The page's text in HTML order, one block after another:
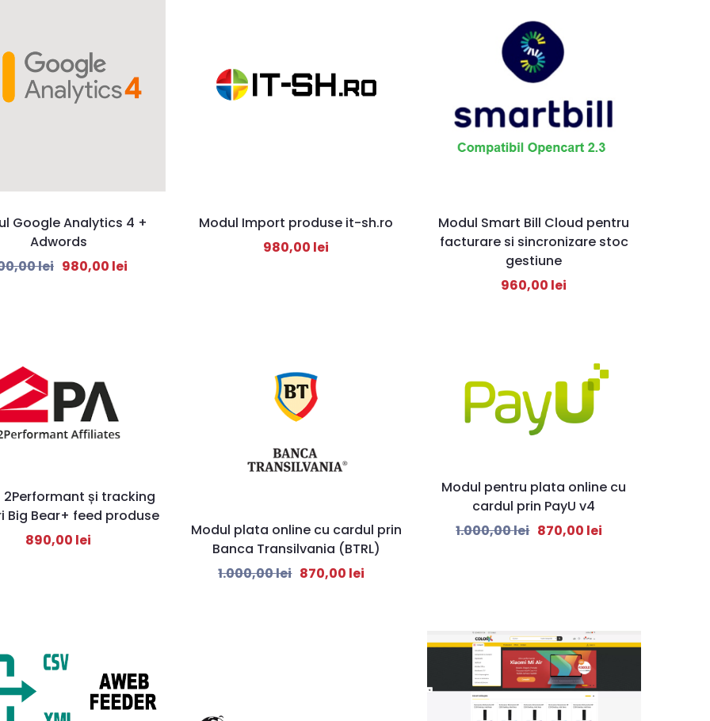
Google Analytics 4 +
Adwords
lei 980,00 lei
Modul Import produse it-sh.ro
980,00 lei
Modul Smart Bill Cloud pentru
facturare si sincronizare stoc
gestiune
960,00 lei
2Performant și tracking
Big Bear+ feed produse
890,00 lei
Modul plata online cu cardul prin
Banca Transilvania (BTRL)
1.000,00lei 870,00 lei
Modul pentru plata online cu
cardul prin PayU v4
1.000,00lei 870,00 lei